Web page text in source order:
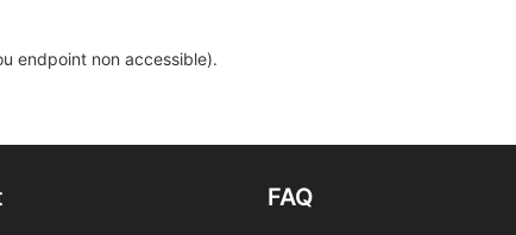
endpoint non accessible).
FAQ